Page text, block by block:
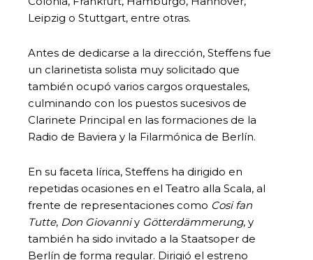
Leipzig o Stuttgart, entre otras.
Antes de dedicarse a la dirección, Steffens fue
un clarinetista solista muy solicitado que
también ocupó varios cargos orquestales,
culminando con los puestos sucesivos de
Clarinete Principal en las formaciones de la
Radio de Baviera y la Filarmónica de Berlín.
En su faceta lírica, Steffens ha dirigido en
repetidas ocasiones en el Teatro alla Scala, al
frente de representaciones como Cosi fan
Tutte, Don Giovanniy Götterdämmerung, y
también ha sido invitado a la Staatsoper de
Berlín de forma regular. Dirigió el estreno